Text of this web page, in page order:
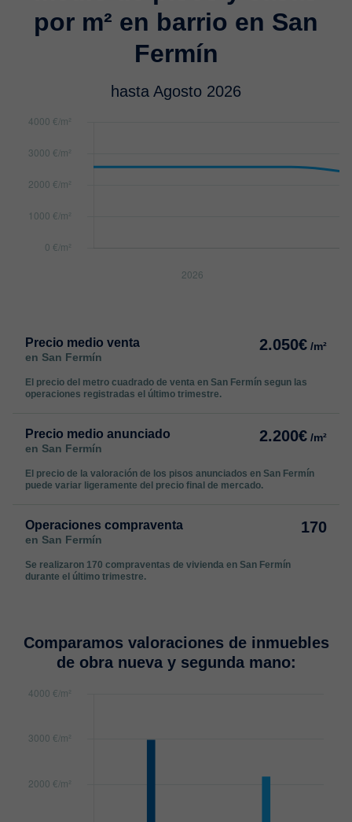
por m² en barrio en San
Fermín
hasta Agosto 2026
Precio medio venta
en San Fermín
2.050€ /m²
El precio del metro cuadrado de venta en San Fermín segun las
operaciones registradas el último trimestre.
Precio medio anunciado
en San Fermín
2.200€ /m²
El precio de la valoración de los pisos anunciados en San Fermín
puede variar ligeramente del precio final de mercado.
Operaciones compraventa
en San Fermín
170
Se realizaron 170 compraventas de vivienda en San Fermín
durante el último trimestre.
Comparamos valoraciones de inmuebles
de obra nueva y segunda mano: